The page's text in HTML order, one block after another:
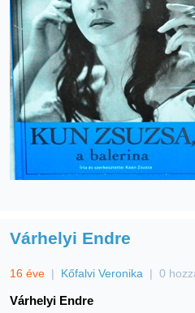
Várhelyi Endre
16 éve | Kőfalvi Veronika | 0
Várhelyi Endre